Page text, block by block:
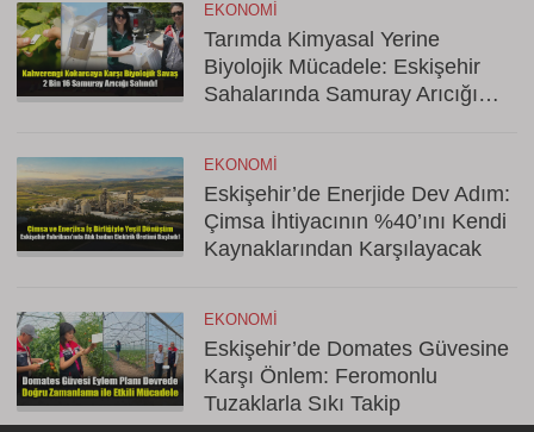
EKONOMI
Tarımda Kimyasal Yerine
Biyolojik Mücadele: Eskişehir
Sahalarında Samuray Arıcığı
EKONOMI
Eskişehir’de Enerjide Dev Adım:
Çimsa İhtiyacının %40’ını Kendi
Kaynaklarından Karşılayacak
EKONOMI
Eskişehir’de Domates Güvesine
Karşı Önlem: Feromonlu
Tuzaklarla Sıkı Takip